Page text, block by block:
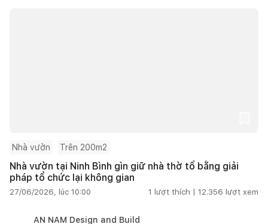
Nhà vườn Trên 200m2
Nhà vườn tại Ninh Bình gìn giữ nhà thờ tổ bằng giải
pháp tổ chức lại không gian
27/06/2026, lúc 10:00 1 lượt thích | 12.356 lượt xem
AN NAM Design and Build